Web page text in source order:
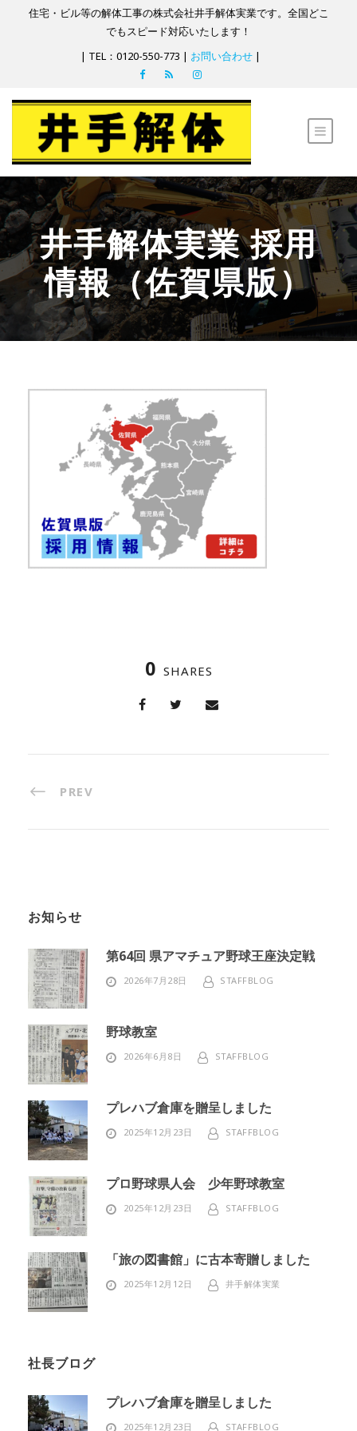
住宅・ビル等の解体工事の株式会社井手解体実業です。全国どこ
でもスピード対応いたします！
| TEL：0120-550-773 | お問い合わせ |
井手解体実業 採用
情報（佐賀県版）
0 SHARES
PREV
お知らせ
第64回 県アマチュア野球王座決定戦
2026年7月28日 STAFFBLOG
野球教室
2026年6月8日 STAFFBLOG
プレハブ倉庫を贈呈しました
2025年12月23日 STAFFBLOG
プロ野球県人会 少年野球教室
2025年12月23日 STAFFBLOG
「旅の図書館」に古本寄贈しました
2025年12月12日 井手解体実業
社長ブログ
プレハブ倉庫を贈呈しました
2025年12月23日 STAFFBLOG